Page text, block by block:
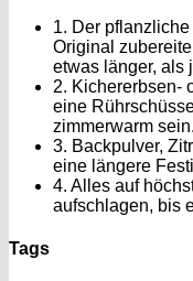
1. Der
Original
etwas länger, als
2. Kichererbsen-
eine
zimmerwarm sein.
3. Backpulver,
eine längere
4. Alles auf
aufschlagen, bis
Tags